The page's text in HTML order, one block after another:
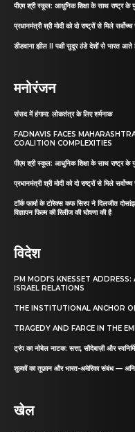
पीएम श्री स्कूल: आधुनिक शिक्षा के साथ राष्ट्र के
प्रधानमंत्री श्री मोदी को दो राष्ट्रों से मिले
डीडवाना झील II पक्षी सुदूर ठंडे देशों से भारत आते
मनोरंजन
संसद में हंगामा: लोकतंत्र के लिए शर्मनाक
FADNAVIS FACES
COALITION COMPLEXITIES
पीएम श्री स्कूल: आधुनिक शिक्षा के साथ राष्ट्र के
प्रधानमंत्री श्री मोदी को दो राष्ट्रों से मिले
टॉर्क फार्मा के टोरेक्स कफ सिरप ने दिलजीत
विज्ञापन फिल्म की रिलीज की घोषणा की है
विदेश
PM MODI’S KNESSET
ISRAEL RELATIONS
THE INSTITUTIONAL ANCHOR
TRAGEDY AND FARCE IN THE
ट्रंप का नोबेल नाटक: सत्ता, सौदेबाज़ी और
शुल्कों का तूफ़ान और भारत-अमेरिका संबंध —
खेल